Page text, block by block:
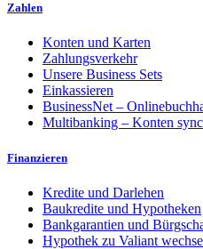
Zahlen
Konten und Karten
Zahlungsverkehr
Unsere Business Sets
Einkassieren
BusinessNet –
Multibanking – Konten
Finanzieren
Kredite und Darlehen
Baukredite und Hypotheken
Bankgarantien und
Hypothek zu Valiant